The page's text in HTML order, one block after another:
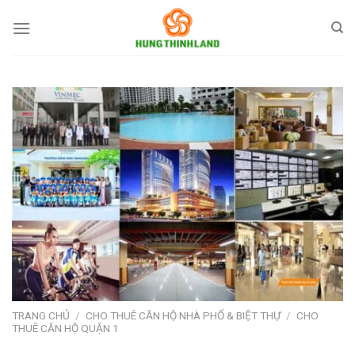
qua
TRANG CHỦ / CHO THUÊ CĂN HỘ NHÀ PHỐ & BIỆT THỰ / CHO
THUÊ CĂN HỘ QUẬN 1